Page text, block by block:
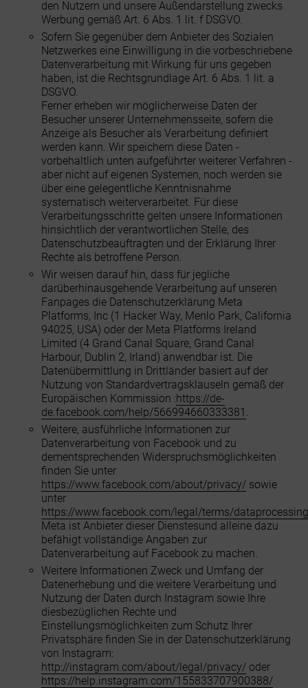
den Nutzern und unsere Außendarstellung zwecks
Werbung gemäß Art. 6 Abs. 1 lit. f DSGVO.
Sofern Sie gegenüber dem Anbieter des Sozialen
Netzwerkes eine Einwilligung in die vorbeschriebene
Datenverarbeitung mit Wirkung für uns gegeben
haben, ist die Rechtsgrundlage Art. 6 Abs. 1 lit. a
DSGVO.
Ferner erheben wir möglicherweise Daten der
Besucher unserer Unternehmensseite, sofern die
Anzeige als Besucher als Verarbeitung definiert
werden kann. Wir speichern diese Daten -
vorbehaltlich unten aufgeführter weiterer Verfahren -
aber nicht auf eigenen Systemen, noch werden sie
über eine gelegentliche Kenntnisnahme
systematisch weiterverarbeitet. Für diese
Verarbeitungsschritte gelten unsere Informationen
hinsichtlich der verantwortlichen Stelle, des
Datenschutzbeauftragten und der Erklärung Ihrer
Rechte als betroffene Person.
Wir weisen darauf hin, dass für jegliche
darüberhinausgehende Verarbeitung auf unseren
Fanpages die Datenschutzerklärung Meta
Platforms, Inc (1 Hacker Way, Menlo Park, California
94025, USA) oder der Meta Platforms Ireland
Limited (4 Grand Canal Square, Grand Canal
Harbour, Dublin 2, Irland) anwendbar ist. Die
Datenübermittlung in Drittländer basiert auf der
Nutzung von Standardvertragsklauseln gemäß der
Europäischen Kommission :https://de-
de.facebook.com/help/566994660333381
Weitere, ausführliche Informationen zur
Datenverarbeitung von Facebook und zu
dementsprechenden Widerspruchsmöglichkeiten
finden Sie unter
https://www.facebook.com/about/privacy/ sowie
unter
https://www.facebook.com/legal/terms/dataprocessing
Meta ist Anbieter dieser Dienstesund alleine dazu
befähigt vollständige Angaben zur
Datenverarbeitung auf Facebook zu machen.
Weitere Informationen Zweck und Umfang der
Datenerhebung und die weitere Verarbeitung und
Nutzung der Daten durch Instagram sowie Ihre
diesbezüglichen Rechte und
Einstellungsmöglichkeiten zum Schutz Ihrer
Privatsphäre finden Sie in der Datenschutzerklärung
von Instagram:
http://instagram.com/about/legal/privacy/ oder
https://help.instagram.com/155833707900388/